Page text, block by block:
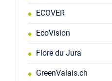
ECOVER
EcoVision
Flore du Jura
GreenValais.ch